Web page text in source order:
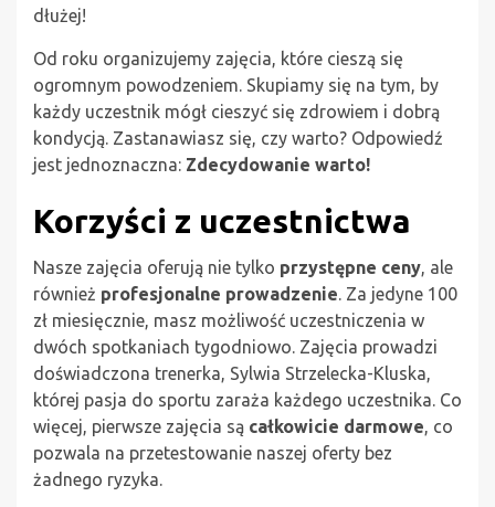
dłużej!
Od roku organizujemy zajęcia, które cieszą się
ogromnym powodzeniem. Skupiamy się na tym, by
każdy uczestnik mógł cieszyć się zdrowiem i dobrą
kondycją. Zastanawiasz się, czy warto? Odpowiedź
jest jednoznaczna: Zdecydowanie warto!
Korzyści z uczestnictwa
Nasze zajęcia oferują nie tylko przystępne ceny, ale
również profesjonalne prowadzenie. Za jedyne 100
zł miesięcznie, masz możliwość uczestniczenia w
dwóch spotkaniach tygodniowo. Zajęcia prowadzi
doświadczona trenerka, Sylwia Strzelecka-Kluska,
której pasja do sportu zaraża każdego uczestnika. Co
więcej, pierwsze zajęcia są całkowicie darmowe, co
pozwala na przetestowanie naszej oferty bez
żadnego ryzyka.